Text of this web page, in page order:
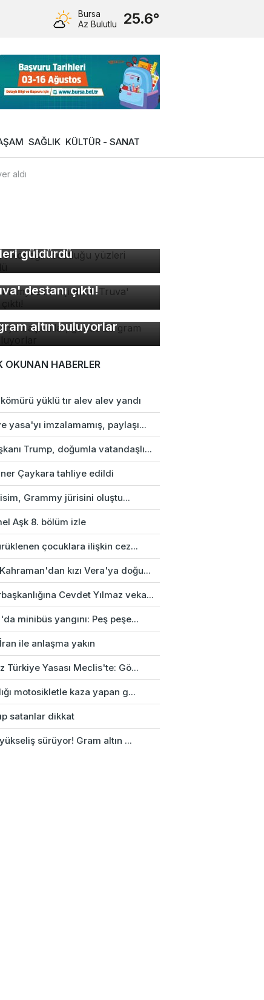
Bursa
Az Bulutlu
25.6°
SAĞLIK KÜLTÜR - SANAT
aldı
güldürdü
mumyasının içinden
destanı çıktı!
diye başladılar, günde
altın buluyorlar
OKUNAN HABERLER
yüklü tır alev alev yandı
yasa'yı imzalamamış, paylaşı...
Trump, doğumla vatandaşlı...
Çaykara tahliye edildi
Grammy jürisini oluştu...
Aşk 8. bölüm izle
çocuklara ilişkin cez...
kızı Vera'ya doğu...
Cevdet Yılmaz veka...
minibüs yangını: Peş peşe...
ile anlaşma yakın
Türkiye Yasası Meclis'te: Gö...
motosikletle kaza yapan g...
satanlar dikkat
sürüyor! Gram altın ...